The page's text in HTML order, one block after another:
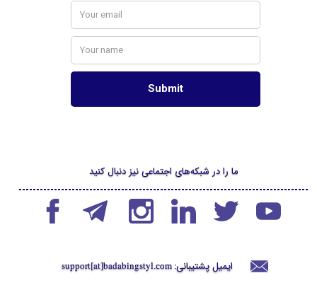
ایمیل پشتیبانی: support[at]badabingstyl.com
ما را در شبکه‌های اجتماعی نیز دنبال کنید